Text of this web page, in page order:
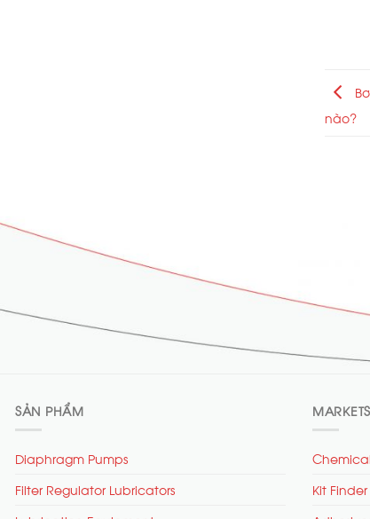
nào?
SẢN PHẨM
Diaphragm Pumps
Filter Regulator Lubricators
Kit Finder